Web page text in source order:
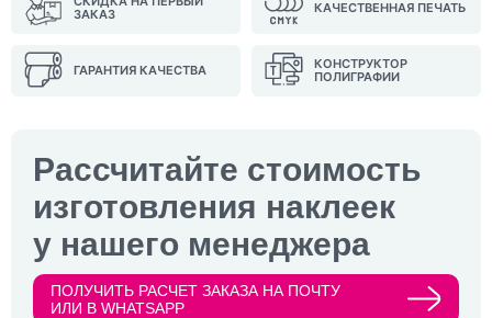
ЗАКАЗ
КАЧЕСТВЕННАЯ ПЕЧАТЬ
ГАРАНТИЯ КАЧЕСТВА
КОНСТРУКТОР
ПОЛИГРАФИИ
Рассчитайте стоимость
изготовления наклеек
у нашего менеджера
ПОЛУЧИТЬ РАСЧЕТ ЗАКАЗА НА ПОЧТУ
ИЛИ В WHATSAPP